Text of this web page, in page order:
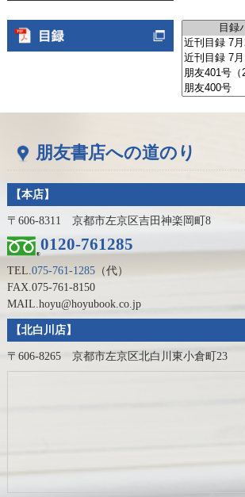
朋友書店への道のり
【本店】
〒606-8311 京都市左京区吉田神楽岡町8
0120-761285
TEL.075-761-1285（代）
FAX.075-761-8150
MAIL.hoyu@hoyubook.co.jp
【北白川店】
〒606-8265 京都市左京区北白川東小倉町23